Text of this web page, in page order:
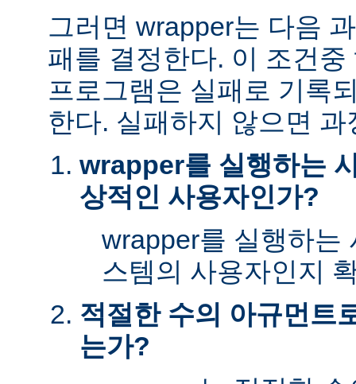
그러면 wrapper는 다음
패를 결정한다. 이 조건
프로그램은 실패로 기록
한다. 실패하지 않으면
wrapper를 실행하는
상적인 사용자인가?
wrapper를 실행하는
스템의 사용자인지
적절한 수의 아규먼트
는가?